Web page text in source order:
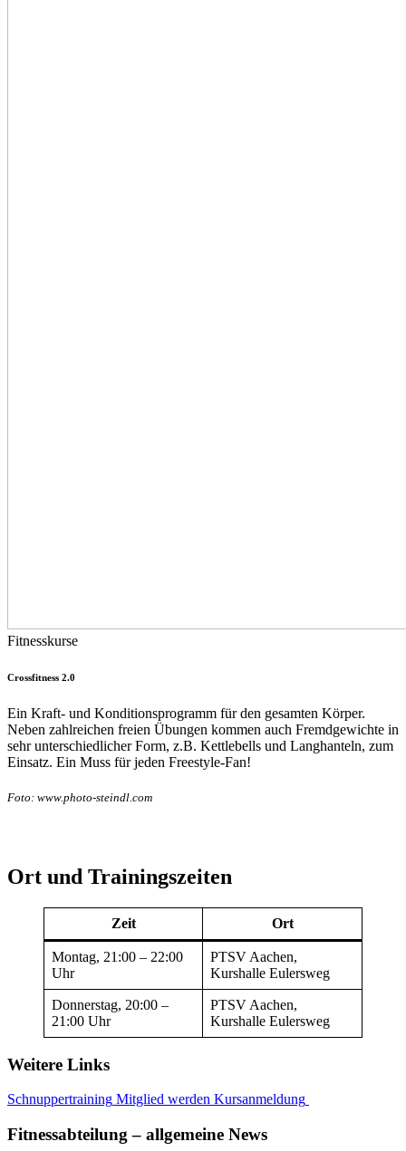
Fitnesskurse
Crossfitness 2.0
Ein Kraft- und Konditionsprogramm für den gesamten Körper.
Neben zahlreichen freien Übungen kommen auch Fremdgewichte in
sehr unterschiedlicher Form, z.B. Kettlebells und Langhanteln, zum
Einsatz. Ein Muss für jeden Freestyle-Fan!
Foto: www.photo-steindl.com
Ort und Trainingszeiten
Zeit Ort
Montag, 21:00 – 22:00
Uhr
PTSV Aachen,
Kurshalle Eulersweg
Donnerstag, 20:00 –
21:00 Uhr
PTSV Aachen,
Kurshalle Eulersweg
Weitere Links
Schnuppertraining Mitglied werden Kursanmeldung
Fitnessabteilung – allgemeine News